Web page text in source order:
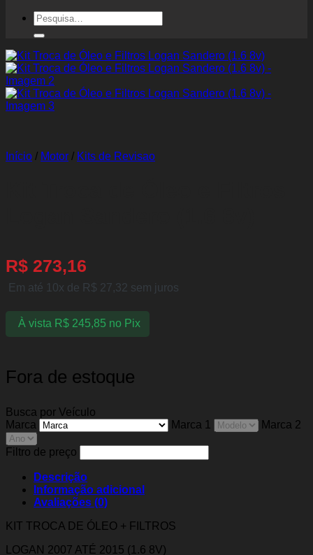
Pesquisar
por:
Início / Motor / Kits de Revisao
R$ 273,16
Em até 10x de R$ 27,32 sem juros
À vista R$245,85 no Pix
Fora de estoque
Busca por Veículo
Marca
Marca 1 Marca 2
Filtro de preço
Descrição
Informação adicional
Avaliações (0)
KIT TROCA DE ÓLEO + FILTROS
LOGAN 2007 ATÉ 2015 (1.6 8V)